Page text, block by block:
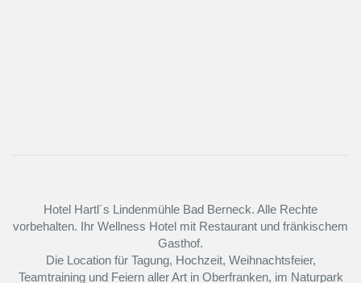
Hotel Hartl´s Lindenmühle Bad Berneck. Alle Rechte
vorbehalten. Ihr Wellness Hotel mit Restaurant und fränkischem
Gasthof.
Die Location für Tagung, Hochzeit, Weihnachtsfeier,
Teamtraining und Feiern aller Art in Oberfranken, im Naturpark